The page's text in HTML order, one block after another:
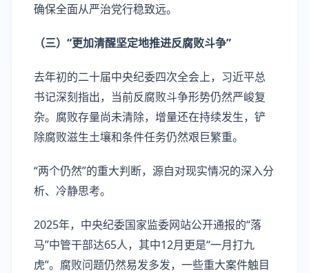
确保全面从严治党行稳致远。
（三）“更加清醒坚定地推进反腐败斗争”
去年初的二十届中央纪委四次全会上，习近平总
书记深刻指出，当前反腐败斗争形势仍然严峻复
杂。腐败存量尚未清除，增量还在持续发生，铲
除腐败滋生土壤和条件任务仍然艰巨繁重。
“两个仍然”的重大判断，源自对现实情况的深入分
析、冷静思考。
2025年，中央纪委国家监委网站公开通报的“落
马”中管干部达65人，其中12月更是“一月打九
虎”。腐败问题仍然易发多发，一些重大案件触目